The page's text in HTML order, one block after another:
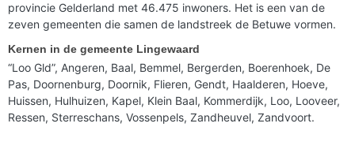
provincie Gelderland met 46.475 inwoners. Het is een van de
zeven gemeenten die samen de landstreek de Betuwe vormen.
Kernen in de gemeente Lingewaard
“Loo Gld”, Angeren, Baal, Bemmel, Bergerden, Boerenhoek, De
Pas, Doornenburg, Doornik, Flieren, Gendt, Haalderen, Hoeve,
Huissen, Hulhuizen, Kapel, Klein Baal, Kommerdijk, Loo, Looveer,
Ressen, Sterreschans, Vossenpels, Zandheuvel, Zandvoort.